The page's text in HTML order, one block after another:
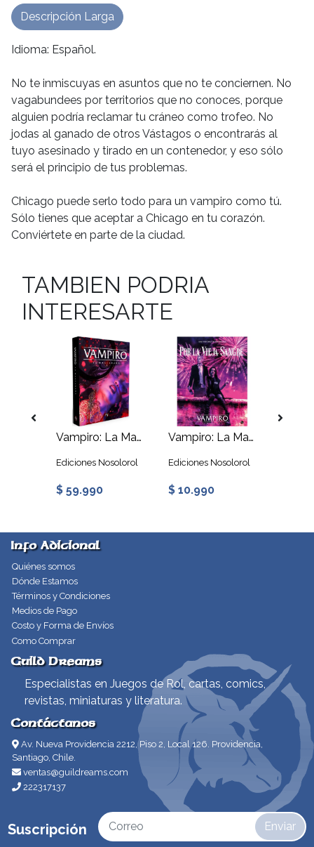
Idioma: Español.
No te inmiscuyas en asuntos que no te conciernen. No
vagabundees por territorios que no conoces, porque
alguien podría reclamar tu cráneo como trofeo. No
jodas al ganado de otros Vástagos o encontrarás al
tuyo asesinado y tirado en un contenedor, y eso sólo
será el principio de tus problemas.
Chicago puede serlo todo para un vampiro como tú.
Sólo tienes que aceptar a Chicago en tu corazón.
Conviértete en parte de la ciudad.
Descripción Larga
TAMBIEN PODRIA
INTERESARTE
Vampiro: La Mascarada 5ª Edición - Libro Básico
Ediciones Nosolorol
$ 59.990
Vampiro: La Mascarada 5ª Edición - Por La Vieja Sangre
Ediciones Nosolorol
$ 10.990
Info Adicional
Quiénes somos
Dónde Estamos
Términos y Condiciones
Medios de Pago
Costo y Forma de Envíos
Como Comprar
Guild Dreams
Especialistas en Juegos de Rol, cartas, comics,
revistas, miniaturas y literatura.
Contáctanos
Av. Nueva Providencia 2212, Piso 2, Local 126. Providencia,
Santiago, Chile.
ventas@guildreams.com
222317137
Suscripción Enviar